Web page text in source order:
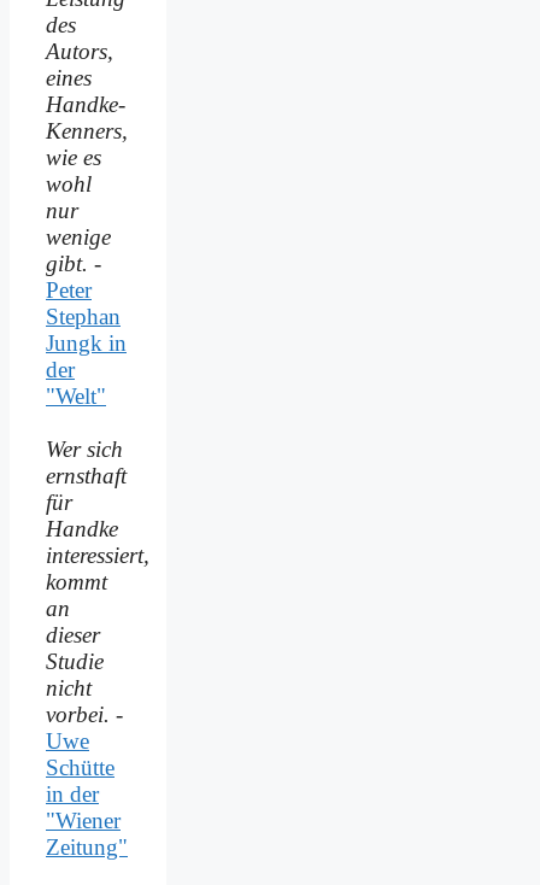
des
Autors,
eines
Handke-
Kenners,
wie es
wohl
nur
wenige
gibt. -
Peter
Stephan
Jungk in
der
"Welt"
Wer sich
ernsthaft
für
Handke
interessiert,
kommt
an
dieser
Studie
nicht
vorbei. -
Uwe
Schütte
in der
"Wiener
Zeitung"